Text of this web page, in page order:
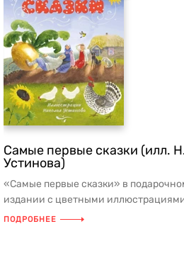
Самые первые сказки (илл.
Устинова)
«Самые первые сказки» в
издании с цветными
А. Устинова АННОТАЦИЯ И...
ПОДРОБНЕЕ